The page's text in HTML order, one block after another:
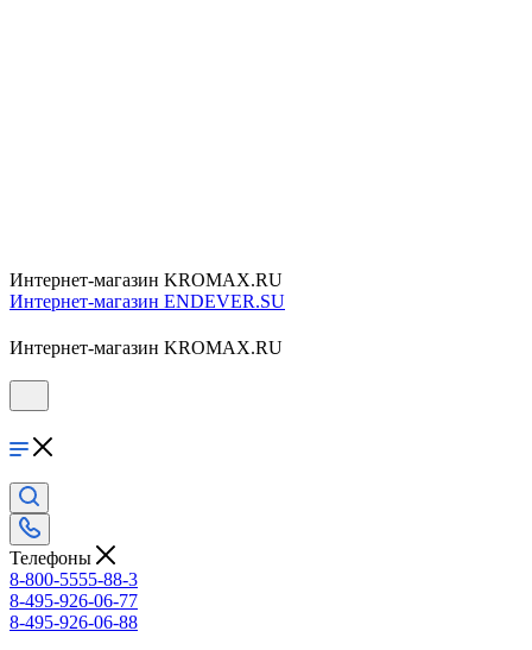
Интернет-магазин KROMAX.RU
Интернет-магазин ENDEVER.SU
Интернет-магазин KROMAX.RU
Телефоны
8-800-5555-88-3
8-495-926-06-77
8-495-926-06-88